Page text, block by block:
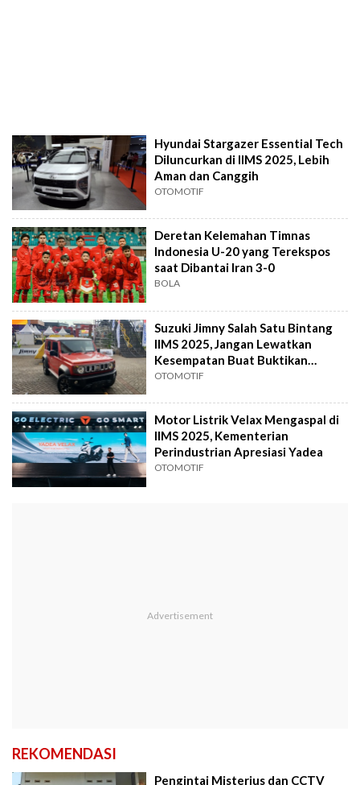
Hyundai Stargazer Essential Tech
Diluncurkan di IIMS 2025, Lebih
Aman dan Canggih
OTOMOTIF
Deretan Kelemahan Timnas
Indonesia U-20 yang Terekspos
saat Dibantai Iran 3-0
BOLA
Suzuki Jimny Salah Satu Bintang
IIMS 2025, Jangan Lewatkan
Kesempatan Buat Buktikan
Keandalannya!
OTOMOTIF
Motor Listrik Velax Mengaspal di
IIMS 2025, Kementerian
Perindustrian Apresiasi Yadea
OTOMOTIF
REKOMENDASI
Pengintai Misterius dan CCTV